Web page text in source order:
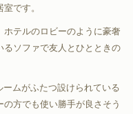
です。
テルのロビーのように豪奢
ソファで友人とひとときの
ムがふたつ設けられている
方でも使い勝手が良さそう